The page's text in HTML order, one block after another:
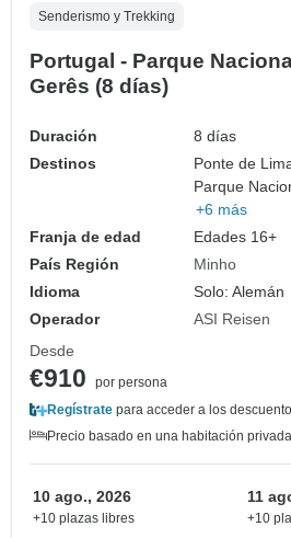
Senderismo y Trekking
Portugal - Parque
Gerês (8 días)
Duración
8 días
Destinos
Ponte de
Parque
+6 más
Franja de edad
Edades 16+
País Región
Minho
Idioma
Solo: Alemán
Operador
ASI Reisen
Desde
€910
por persona
Regístrate para acceder a los
Precio basado en una habitación
10 ago., 2026
+10 plazas libres
11
+10